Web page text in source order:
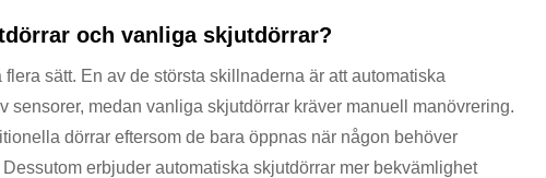
och vanliga skjutdörrar?
sätt. En av de största skillnaderna är att automatiska
medan vanliga skjutdörrar kräver manuell manövrering.
dörrar eftersom de bara öppnas när någon behöver
erbjuder automatiska skjutdörrar mer bekvämlighet